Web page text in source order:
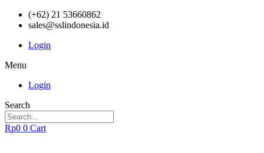
(+62) 21 53660862
sales@sslindonesia.id
Login
Menu
Login
Search
Rp0 0 Cart